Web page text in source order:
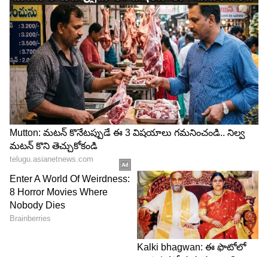
Image Credit :StockPhoto
అసహ్యం వేసింది
మన హీరోలు మైండ్ సెట్ పరంగా ఇంకా ఎదగలేదు అని
విజయశాంతి అన్నారు. అలాంటి వాళ్ళ వల్ల ప్రత్యక్షంగా
ఇబ్బంది పడ్డ సందర్భాలు ఉన్నాయా అని ప్రశ్నించగా..
శత్రువులు వెనుక నుంచే దెబ్బ తీస్తారు అని విజయశాంతి
అన్నారు. కానీ నాకు కొందరు హీరోల గురించి తెలిసింది.
వాళ్ళ గురించి తెలిసినప్పుడు ఇలాంటి వాళ్ళతోనా నేను
కలసి నటించింది అనే అసహ్యం వేసినట్లు విజయశాంతి
తెలిపారు.
5